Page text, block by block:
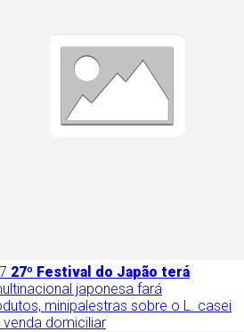
27º Festival do Japão terá
japonesa fará
minipalestras sobre o L. casei
domiciliar